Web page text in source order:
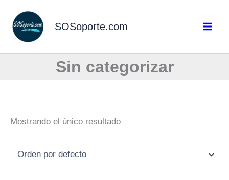
contenido
SOSoporte.com
Sin categorizar
Mostrando el único resultado